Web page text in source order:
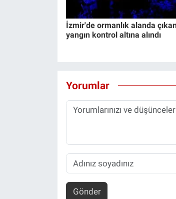
İzmir'de ormanlık alanda
yangın kontrol altına alındı
Yorumlar
Gönder